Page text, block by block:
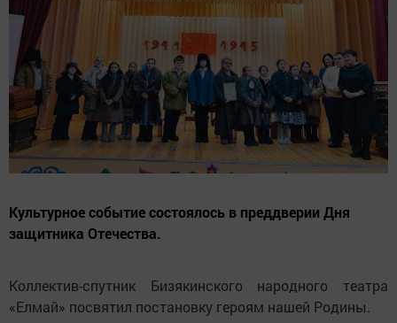
Культурное событие состоялось в преддверии Дня
защитника Отечества.
Коллектив-спутник Бизякинского народного театра
«Елмай» посвятил постановку героям нашей Родины.